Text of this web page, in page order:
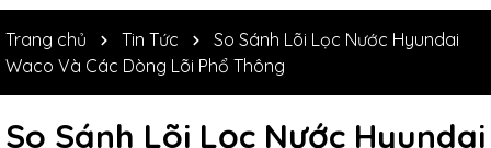
Trang chủ Tin Tức
So Sánh Lõi Lọc Nước Hyundai
Waco Và Các Dòng Lõi Phổ Thông
So Sánh Lõi Lọc Nước Hyundai